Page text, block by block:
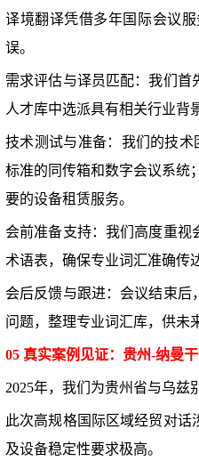
译境翻译凭借多年国际会议
误。
需求评估与译员匹配：我们首
人才库中选派具有相关行业背
技术测试与准备：我们的技术
标准的同传箱和数字会议系统
要的设备租赁服务。
会前准备支持：我们高度重视
术语表，确保专业词汇准确传
会后反馈与跟进：会议结束后
问题，整理专业词汇库，供未
05 真实案例见证：贵州-纳曼
2025年，我们为贵州省与乌兹
此次高规格国际区域经贸对
及设备稳定性要求极高。